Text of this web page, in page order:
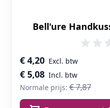
Bell'ure
Speciale prijs
€ 5,08
€ 4,20
Normale prijs: € 7,87